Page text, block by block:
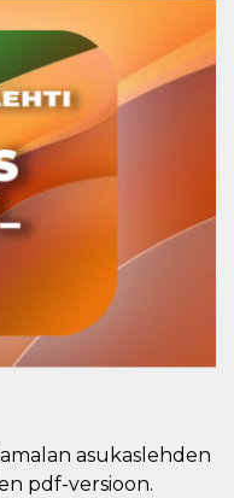
asukaslehden
pdf-versioon.